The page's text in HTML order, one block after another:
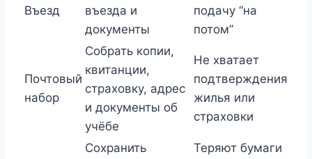
Въезд
въезда и
документы
подачу “на
потом”
Почтовый
набор
Собрать копии,
квитанции,
страховку, адрес
и документы об
учёбе
Не хватает
подтверждения
жилья или
страховки
Сохранить
Теряют бумаги